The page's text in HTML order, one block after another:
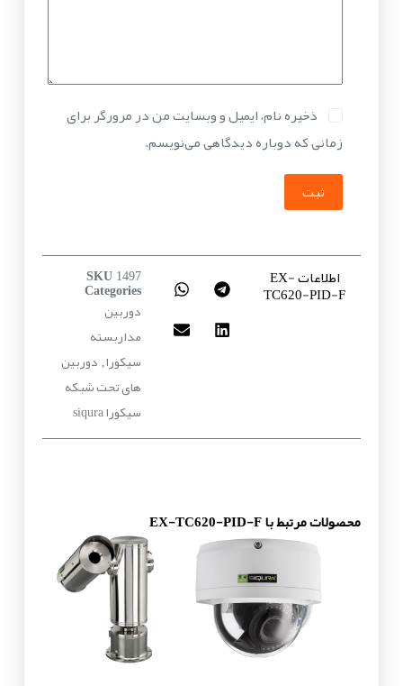
ذخیره نام، ایمیل و وبسایت من در مرورگر برای
زمانی که دوباره دیدگاهی می‌نویسم.
ثبت
اطلاعات EX-
TC620-PID-F
SKU 1497
Categories
دوربین
مداربسته
سیکورا دوربین
های تحت شبکه
سیکورا siqura
محصولات مرتبط با EX-TC620-PID-F